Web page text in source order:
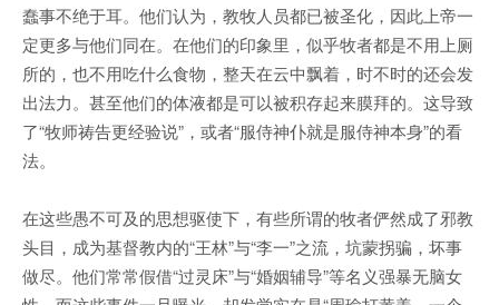
蠢事不绝于耳。他们认为，教牧人员都已被圣化，因此上帝一
定更多与他们同在。在他们的印象里，似乎牧者都是不用上厕
所的，也不用吃什么食物，整天在云中飘着，时不时的还会发
出法力。甚至他们的体液都是可以被积存起来膜拜的。这导致
了“牧师祷告更经验说”，或者“服侍神仆就是服侍神本身”的看
法。
在这些愚不可及的思想驱使下，有些所谓的牧者俨然成了邪教
头目，成为基督教内的“王林”与“李一”之流，坑蒙拐骗，坏事
做尽。他们常常假借“过灵床”与“婚姻辅导”等名义强暴无脑女